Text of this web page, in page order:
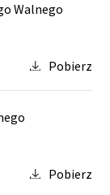
Walnego
Pobierz
Pobierz